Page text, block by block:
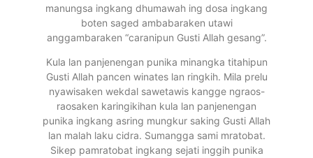
manungsa ingkang dhumawah ing dosa ingkang
boten saged ambabaraken utawi
anggambaraken “caranipun Gusti Allah gesang”.
Kula lan panjenengan punika minangka titahipun
Gusti Allah pancen winates lan ringkih. Mila prelu
nyawisaken wekdal sawetawis kangge ngraos-
raosaken karingikihan kula lan panjenengan
punika ingkang asring mungkur saking Gusti Allah
lan malah laku cidra. Sumangga sami mratobat.
Sikep pamratobat ingkang sejati inggih punika